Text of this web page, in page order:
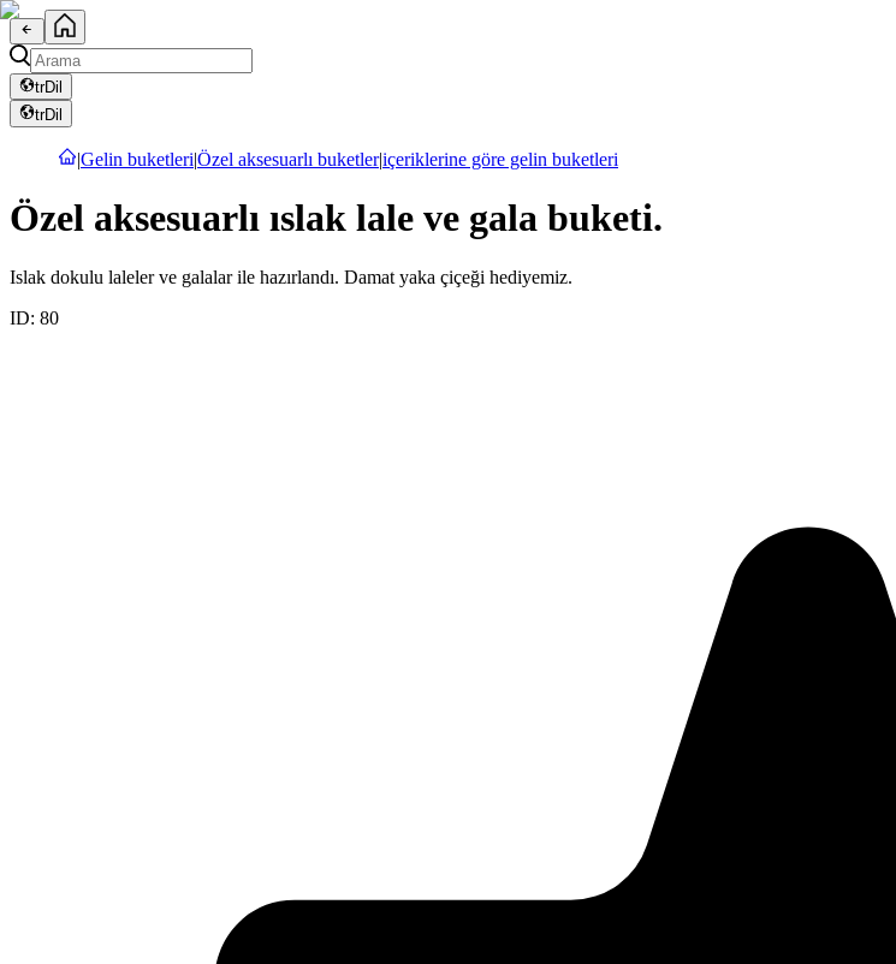
trDil
trDil
|Gelin buketleri|Özel aksesuarlı buketler|içeriklerine göre gelin buketleri
Özel aksesuarlı ıslak lale ve gala buketi.
Islak dokulu laleler ve galalar ile hazırlandı. Damat yaka çiçeği hediyemiz.
ID: 80